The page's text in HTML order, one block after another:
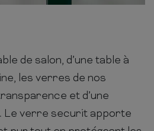
de salon, d’une table à
les verres de nos
et d’une
Le verre securit apporte